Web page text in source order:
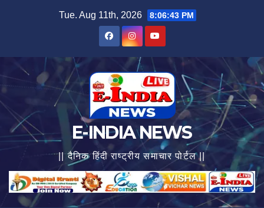
Tue. Aug 11th, 2026 8:06:44 PM
E-INDIA NEWS
|| दैनिक हिंदी राष्ट्रीय समाचार पोर्टल ||